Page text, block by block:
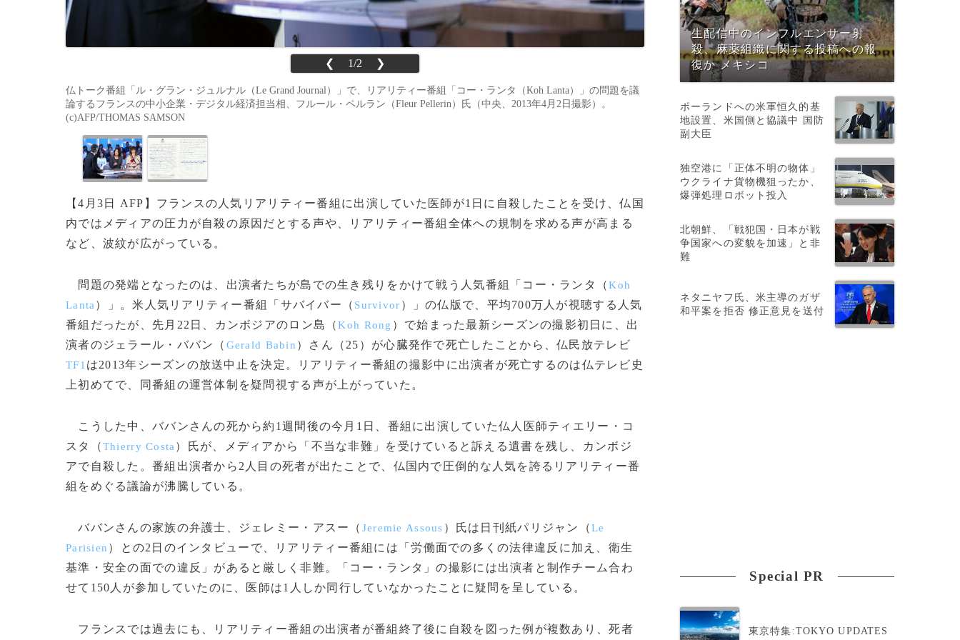
❮ 1/2 ❯
仏トーク番組「ル・グラン・ジュルナル（Le Grand Journal）」で、リアリティー番組「コー・ランタ（Koh Lanta）」の問題を議
論するフランスの中小企業・デジタル経済担当相、フルール・ペルラン（Fleur Pellerin）氏（中央、2013年4月2日撮影）。
(c)AFP/THOMAS SAMSON
【4月3日 AFP】フランスの人気リアリティー番組に出演していた医師が1日に自殺したことを受け、仏国
内ではメディアの圧力が自殺の原因だとする声や、リアリティー番組全体への規制を求める声が高まる
など、波紋が広がっている。
問題の発端となったのは、出演者たちが島での生き残りをかけて戦う人気番組「コー・ランタ（Koh
Lanta ）」。米人気リアリティー番組「サバイバー（ Survivor ）」の仏版で、平均700万人が視聴する人気
番組だったが、先月22日、カンボジアのロン島（Koh Rong ）で始まった最新シーズンの撮影初日に、出
演者のジェラール・ババン（ Gerald Babin ）さん（25）が心臓発作で死亡したことから、仏民放テレビ
TF1 は2013年シーズンの放送中止を決定。リアリティー番組の撮影中に出演者が死亡するのは仏テレビ史
上初めてで、同番組の運営体制を疑問視する声が上がっていた。
こうした中、ババンさんの死から約1週間後の今月1日、番組に出演していた仏人医師ティエリー・コ
スタ（Thierry Costa ）氏が、メディアから「不当な非難」を受けていると訴える遺書を残し、カンボジ
アで自殺した。番組出演者から2人目の死者が出たことで、仏国内で圧倒的な人気を誇るリアリティー番
組をめぐる議論が沸騰している。
ババンさんの家族の弁護士、ジェレミー・アスー（ Jeremie Assous ）氏は日刊紙パリジャン（Le
Parisien ）との2日のインタビューで、リアリティー番組には「労働面での多くの法律違反に加え、衛生
基準・安全の面での違反」があると厳しく非難。「コー・ランタ」の撮影には出演者と制作チーム合わ
せて150人が参加していたのに、医師は1人しか同行していなかったことに疑問を呈している。
フランスでは過去にも、リアリティー番組の出演者が番組終了後に自殺を図った例が複数あり、死者
生配信中のインフルエンサー射
殺、麻薬組織に関する投稿への報
復か メキシコ
ポーランドへの米軍恒久的基
地設置、米国側と協議中 国防
副大臣
独空港に「正体不明の物体」
ウクライナ貨物機狙ったか、
爆弾処理ロボット投入
北朝鮮、「戦犯国・日本が戦
争国家への変貌を加速」と非
難
ネタニヤフ氏、米主導のガザ
和平案を拒否 修正意見を送付
Special PR
東京特集:TOKYO UPDATES